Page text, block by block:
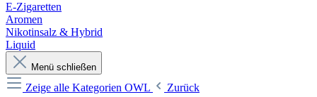
E-Zigaretten
Aromen
Nikotinsalz & Hybrid
Liquid
Menü schließen
Zeige alle Kategorien OWL
Zurück